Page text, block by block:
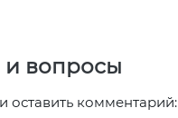
вопросы
оставить комментарий: